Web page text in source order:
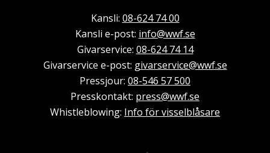
Kansli: 08-624 74 00
Kansli e-post: info@wwf.se
Givarservice: 08-624 74 14
Givarservice e-post: givarservice@wwf.se
Pressjour: 08-546 57 500
Presskontakt: press@wwf.se
Whistleblowing: Info för visselblåsare